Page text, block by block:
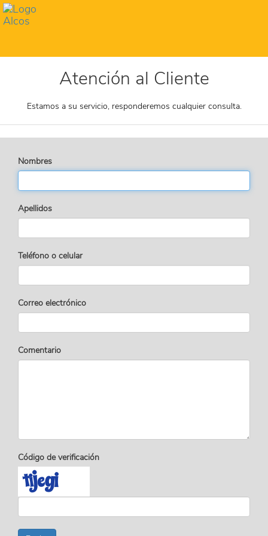
Atención al Cliente
Estamos a su servicio, responderemos cualquier consulta.
Nombres
Apellidos
Teléfono o celular
Correo electrónico
Comentario
Código de verificación